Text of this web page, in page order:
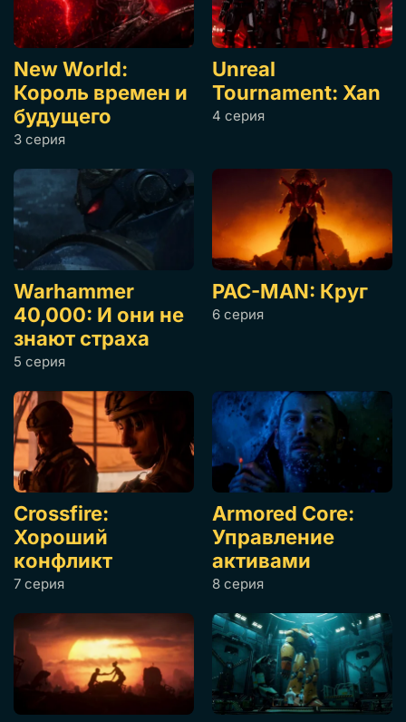
New World:
Король времен и
будущего
3 серия
Unreal
Tournament: Xan
4 серия
Warhammer
40,000: И они не
знают страха
5 серия
PAC-MAN: Круг
6 серия
Crossfire:
Хороший
конфликт
7 серия
Armored Core:
Управление
активами
8 серия